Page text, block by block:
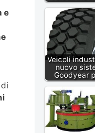
e
Veicoli
nuovo
Goodyear